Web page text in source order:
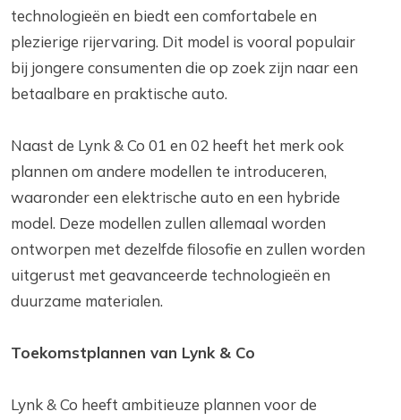
technologieën en biedt een comfortabele en
plezierige rijervaring. Dit model is vooral populair
bij jongere consumenten die op zoek zijn naar een
betaalbare en praktische auto.
Naast de Lynk & Co 01 en 02 heeft het merk ook
plannen om andere modellen te introduceren,
waaronder een elektrische auto en een hybride
model. Deze modellen zullen allemaal worden
ontworpen met dezelfde filosofie en zullen worden
uitgerust met geavanceerde technologieën en
duurzame materialen.
Toekomstplannen van Lynk & Co
Lynk & Co heeft ambitieuze plannen voor de